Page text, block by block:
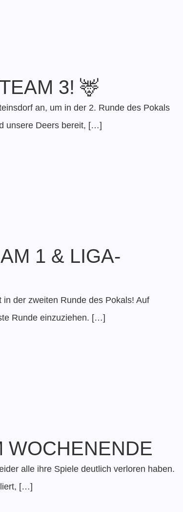
3! 🦌
an, um in der 2. Runde des Pokals
unsere Deers bereit, […]
1 & LIGA-
der zweiten Runde des Pokals! Auf
Runde einzuziehen. […]
WOCHENENDE
alle ihre Spiele deutlich verloren haben.
[…]